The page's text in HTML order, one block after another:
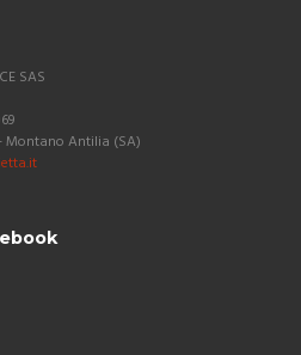
SAS
Montano Antilia (SA)